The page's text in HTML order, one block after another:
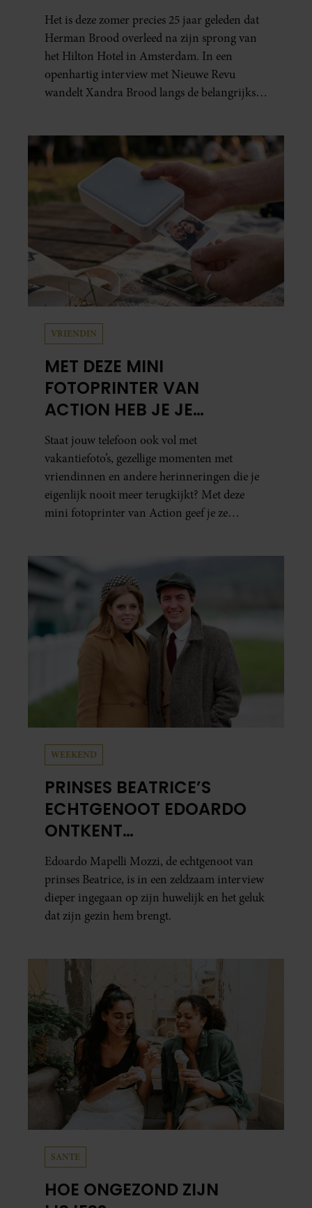
BROOD: “HIER IS LOLA
GEBOREN”
Het is deze zomer precies 25 jaar geleden dat
Herman Brood overleed na zijn sprong van
het Hilton Hotel in Amsterdam. In een
openhartig interview met Nieuwe Revu
wandelt Xandra Brood langs de belangrijkste
Leidsedwarsstraat roept een stortvloed aan
herinneringen op. Daar begon hun leven
samen en werd dochter Lola geboren.
VRIENDIN
MET DEZE MINI
FOTOPRINTER VAN
ACTION HEB JE JE
FAVORIETE FOTO’S BINNEN
ÉÉN MINUUT IN HANDEN
Staat jouw telefoon ook vol met
vakantiefoto’s, gezellige momenten met
vriendinnen en andere herinneringen die je
eigenlijk nooit meer terugkijkt? Met deze
mini fotoprinter van Action geef je ze
al in handen.
WEEKEND
PRINSES BEATRICE’S
ECHTGENOOT EDOARDO
ONTKENT
HUWELIJKSPROBLEMEN
Edoardo Mapelli Mozzi, de echtgenoot van
prinses Beatrice, is in een zeldzaam interview
dieper ingegaan op zijn huwelijk en het geluk
dat zijn gezin hem brengt.
SANTE
HOE ONGEZOND ZIJN